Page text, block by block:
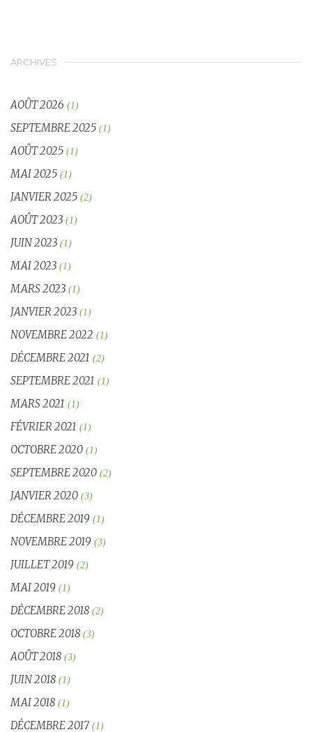
ARCHIVES
AOÛT 2026 (1)
SEPTEMBRE 2025 (1)
AOÛT 2025 (1)
MAI 2025 (1)
JANVIER 2025 (2)
AOÛT 2023 (1)
JUIN 2023 (1)
MAI 2023 (1)
MARS 2023 (1)
JANVIER 2023 (1)
NOVEMBRE 2022 (1)
DÉCEMBRE 2021 (2)
SEPTEMBRE 2021 (1)
MARS 2021 (1)
FÉVRIER 2021 (1)
OCTOBRE 2020 (1)
SEPTEMBRE 2020 (2)
JANVIER 2020 (3)
DÉCEMBRE 2019 (1)
NOVEMBRE 2019 (3)
JUILLET 2019 (2)
MAI 2019 (1)
DÉCEMBRE 2018 (2)
OCTOBRE 2018 (3)
AOÛT 2018 (3)
JUIN 2018 (1)
MAI 2018 (1)
DÉCEMBRE 2017 (1)